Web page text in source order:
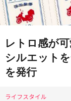
レトロ感が
シルエット
を発行
ライフスタイル